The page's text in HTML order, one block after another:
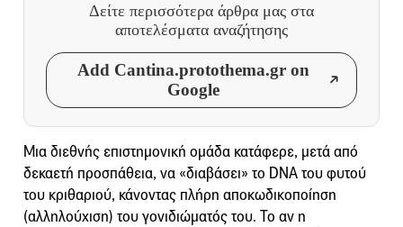
Δείτε περισσότερα άρθρα μας στα
αποτελέσματα αναζήτησης
Add Cantina.protothema.gr on
Google
Μια διεθνής επιστημονική ομάδα κατάφερε, μετά από
δεκαετή προσπάθεια, να «διαβάσει» το DNA του φυτού
του κριθαριού, κάνοντας πλήρη αποκωδικοποίηση
(αλληλούχιση) του γονιδιώματός του. Το αν η